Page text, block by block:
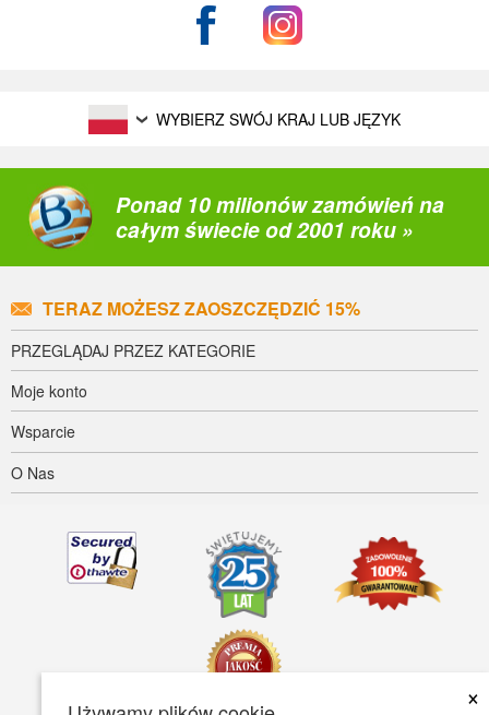
×
WYBIERZ SWÓJ KRAJ LUB JĘZYK
Ponad 10 milionów zamówień na
całym świecie od 2001 roku »
TERAZ MOŻESZ ZAOSZCZĘDZIĆ 15%
PRZEGLĄDAJ PRZEZ KATEGORIE
Moje konto
Wsparcie
O Nas